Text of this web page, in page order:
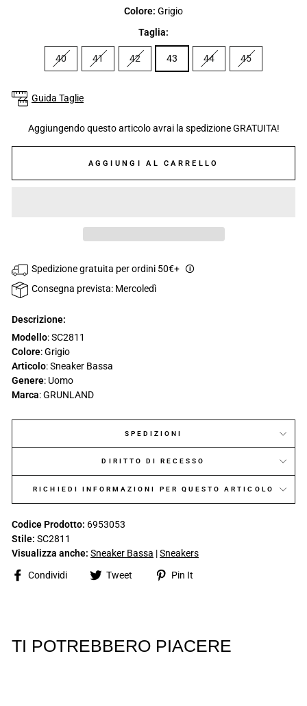
Colore: Grigio
Taglia:
40 41 42 43 44 45
Guida Taglie
Aggiungendo questo articolo avrai la spedizione GRATUITA!
AGGIUNGI AL CARRELLO
Spedizione gratuita per ordini 50€+ 🛈
Consegna prevista: Mercoledì
Descrizione:
Modello: SC2811
Colore: Grigio
Articolo: Sneaker Bassa
Genere: Uomo
Marca: GRUNLAND
SPEDIZIONI
DIRITTO DI RECESSO
RICHIEDI INFORMAZIONI PER QUESTO ARTICOLO
Codice Prodotto: 6953053
Stile: SC2811
Visualizza anche: Sneaker Bassa |Sneakers
Condividi
Share Tweet
Tweet Pin It
TI POTREBBERO PIACERE